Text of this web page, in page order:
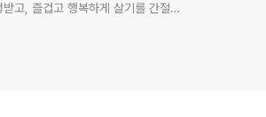
고, 즐겁고 행복하게 살기를 간절히